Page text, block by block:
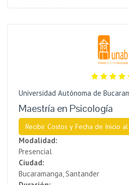
Universidad Autónoma de
Maestría en Psicología
Recibir Costos y Fecha de Inicio
Modalidad:
Presencial
Ciudad:
Bucaramanga, Santander